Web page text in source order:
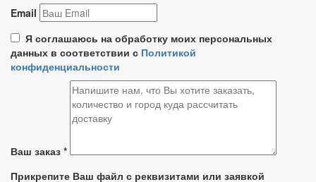
Email
Я соглашаюсь на обработку моих персональных
данных в соответствии с Политикой
конфиденциальности
Ваш заказ *
Прикрепите Ваш файл с реквизитами или заявкой